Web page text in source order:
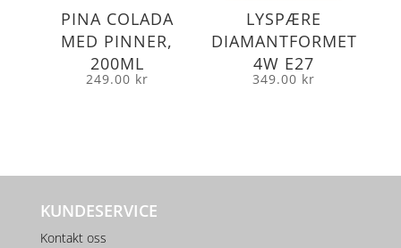
PINA COLADA
MED PINNER,
200ML
249.00 kr
LYSPÆRE
DIAMANTFORMET
4W E27
349.00 kr
KUNDESERVICE
Kontakt oss